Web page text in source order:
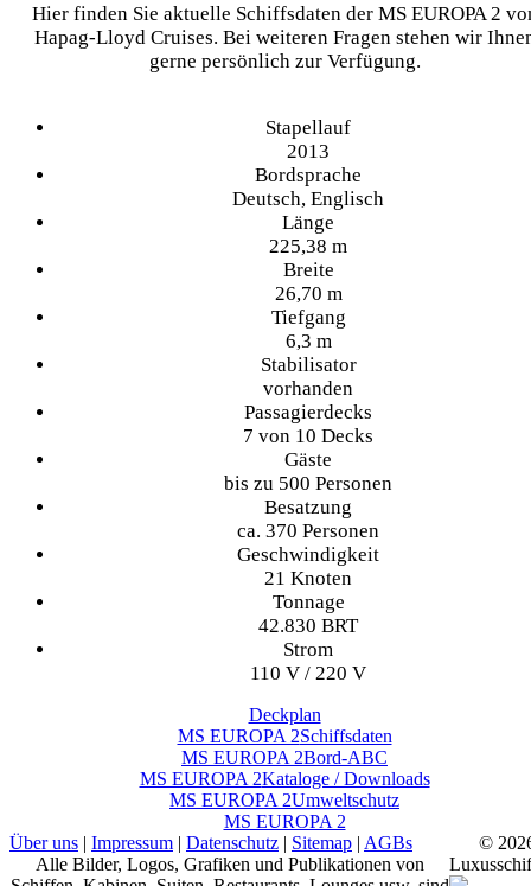
Hier finden Sie aktuelle Schiffsdaten der MS EUROPA 2
Hapag-Lloyd Cruises. Bei weiteren Fragen stehen wir
gerne persönlich zur Verfügung.
Stapellauf
2013
Bordsprache
Deutsch, Englisch
Länge
225,38 m
Breite
26,70 m
Tiefgang
6,3 m
Stabilisator
vorhanden
Passagierdecks
7 von 10 Decks
Gäste
bis zu 500 Personen
Besatzung
ca. 370 Personen
Geschwindigkeit
21 Knoten
Tonnage
42.830 BRT
Strom
110 V / 220 V
Deckplan
MS EUROPA 2Schiffsdaten
MS EUROPA 2Bord-ABC
MS EUROPA 2Kataloge / Downloads
MS EUROPA 2Umweltschutz
MS EUROPA 2
Über uns | Impressum | Datenschutz | Sitemap | AGBs
Alle Bilder, Logos, Grafiken und Publikationen von
©